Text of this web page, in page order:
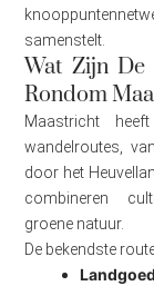
samenstelt.
Wat Zijn De
Rondom
Maastricht
wandelroutes,
door het
combineren
groene natuur.
De bekendste